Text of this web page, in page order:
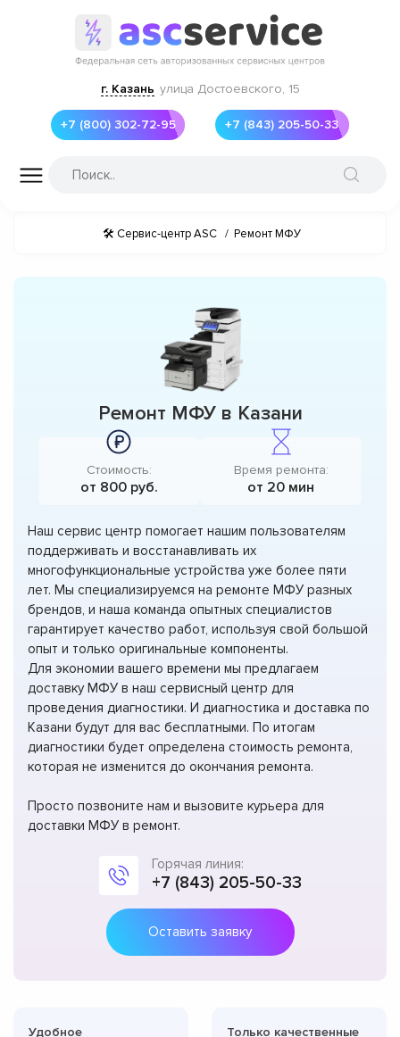
г. Казань улица Достоевского, 15
+7 (800) 302-72-95 +7 (843) 205-50-33
🛠 Сервис-центр ASC / Ремонт МФУ
Ремонт МФУ в Казани
Стоимость:
от 800 руб.
Время ремонта:
от 20 мин
Наш сервис центр помогает нашим пользователям
поддерживать и восстанавливать их
многофункциональные устройства уже более пяти
лет. Мы специализируемся на ремонте МФУ разных
брендов, и наша команда опытных специалистов
гарантирует качество работ, используя свой большой
опыт и только оригинальные компоненты.
Для экономии вашего времени мы предлагаем
доставку МФУ в наш сервисный центр для
проведения диагностики. И диагностика и доставка по
Казани будут для вас бесплатными. По итогам
диагностики будет определена стоимость ремонта,
которая не изменится до окончания ремонта.
Просто позвоните нам и вызовите курьера для
доставки МФУ в ремонт.
Горячая линия:
+7 (843) 205-50-33
Оставить заявку
Удобное
Только качественные